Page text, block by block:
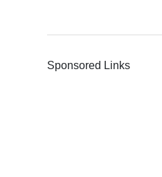
Sponsored Links